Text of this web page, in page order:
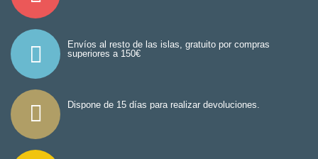
Envíos al resto de las islas, gratuito por compras
superiores a 150€
Dispone de 15 días para realizar devoluciones.